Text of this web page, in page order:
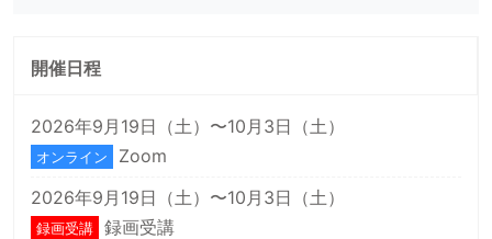
開催日程
2026年9月19日（土）〜10月3日（土）
オンライン
Zoom
2026年9月19日（土）〜10月3日（土）
録画受講 録画受講